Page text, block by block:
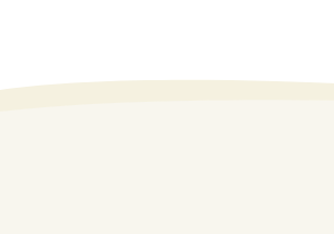
Özyücel Tarım Makinaları